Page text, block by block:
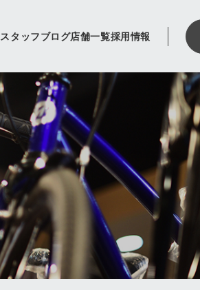
スタッフブログ店舗一覧採用情報